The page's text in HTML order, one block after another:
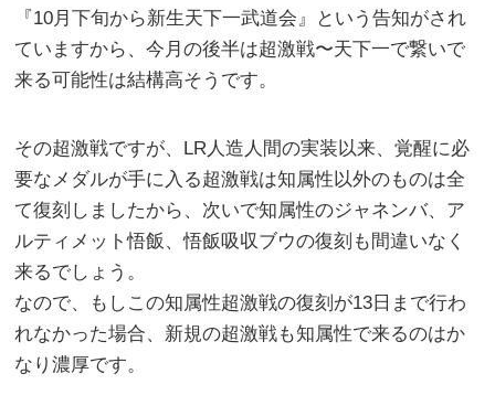
『10月下旬から新生天下一武道会』という告知がされ
ていますから、今月の後半は超激戦〜天下一で繋いで
来る可能性は結構高そうです。
その超激戦ですが、LR人造人間の実装以来、覚醒に必
要なメダルが手に入る超激戦は知属性以外のものは全
て復刻しましたから、次いで知属性のジャネンバ、ア
ルティメット悟飯、悟飯吸収ブウの復刻も間違いなく
来るでしょう。
なので、もしこの知属性超激戦の復刻が13日まで行わ
れなかった場合、新規の超激戦も知属性で来るのはか
なり濃厚です。